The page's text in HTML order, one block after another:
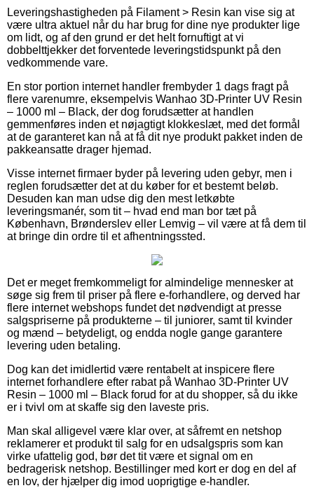
Leveringshastigheden på Filament > Resin kan vise sig at
være ultra aktuel når du har brug for dine nye produkter lige
om lidt, og af den grund er det helt fornuftigt at vi
dobbelttjekker det forventede leveringstidspunkt på den
vedkommende vare.
En stor portion internet handler frembyder 1 dags fragt på
flere varenumre, eksempelvis Wanhao 3D-Printer UV Resin
– 1000 ml – Black, der dog forudsætter at handlen
gemmenføres inden et nøjagtigt klokkeslæt, med det formål
at de garanteret kan nå at få dit nye produkt pakket inden de
pakkeansatte drager hjemad.
Visse internet firmaer byder på levering uden gebyr, men i
reglen forudsætter det at du køber for et bestemt beløb.
Desuden kan man udse dig den mest letkøbte
leveringsmanér, som tit – hvad end man bor tæt på
København, Brønderslev eller Lemvig – vil være at få dem til
at bringe din ordre til et afhentningssted.
Det er meget fremkommeligt for almindelige mennesker at
søge sig frem til priser på flere e-forhandlere, og derved har
flere internet webshops fundet det nødvendigt at presse
salgspriserne på produkterne – til juniorer, samt til kvinder
og mænd – betydeligt, og endda nogle gange garantere
levering uden betaling.
Dog kan det imidlertid være rentabelt at inspicere flere
internet forhandlere efter rabat på Wanhao 3D-Printer UV
Resin – 1000 ml – Black forud for at du shopper, så du ikke
er i tvivl om at skaffe sig den laveste pris.
Man skal alligevel være klar over, at såfremt en netshop
reklamerer et produkt til salg for en udsalgspris som kan
virke ufattelig god, bør det tit være et signal om en
bedragerisk netshop. Bestillinger med kort er dog en del af
en lov, der hjælper dig imod uoprigtige e-handler.